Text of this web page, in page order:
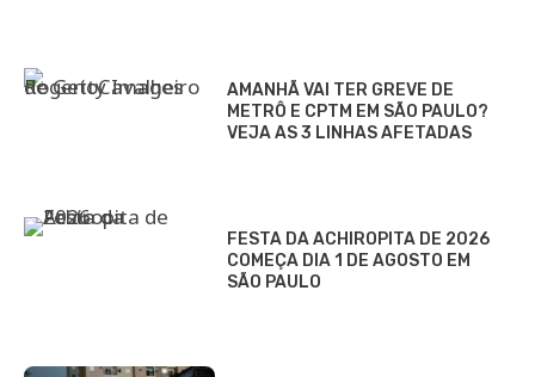
AMANHÃ VAI TER GREVE DE
METRÔ E CPTM EM SÃO PAULO?
VEJA AS 3 LINHAS AFETADAS
FESTA DA ACHIROPITA DE 2026
COMEÇA DIA 1 DE AGOSTO EM
SÃO PAULO